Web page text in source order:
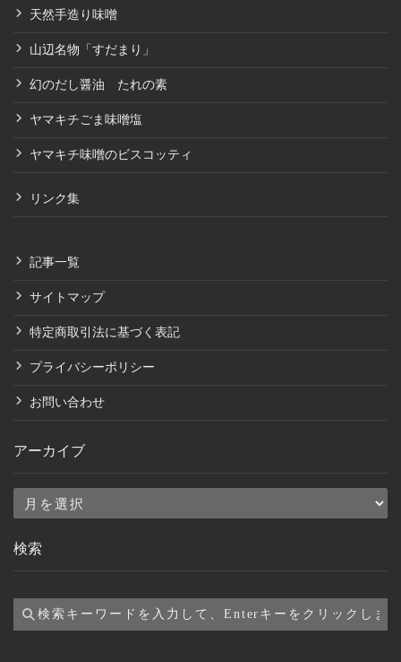
天然手造り味噌
山辺名物「すだまり」
幻のだし醤油 たれの素
ヤマキチごま味噌塩
ヤマキチ味噌のビスコッティ
リンク集
記事一覧
サイトマップ
特定商取引法に基づく表記
プライバシーポリシー
お問い合わせ
アーカイブ
ア
カ
ブ
検索